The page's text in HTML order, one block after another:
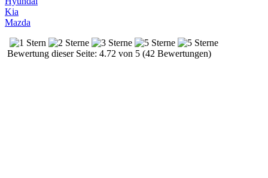
Kia
Mazda
Bewertung dieser Seite: 4.72 von 5 (42 Bewertungen)